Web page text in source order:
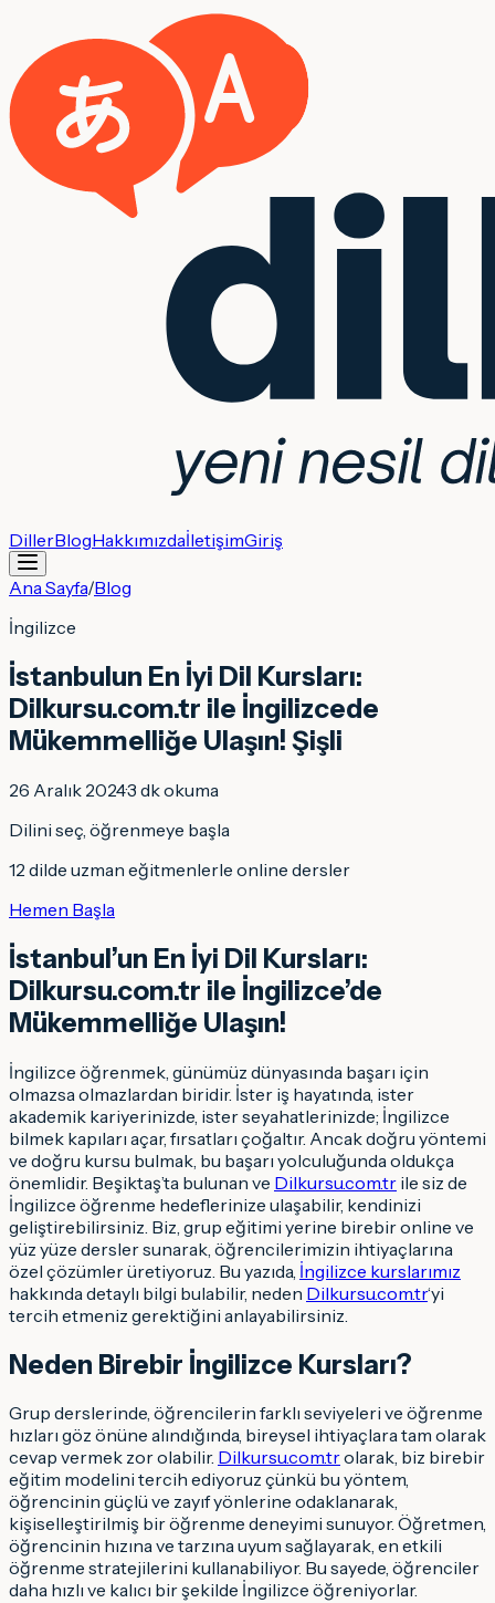
DillerBlogHakkımızdaİletişimGiriş
Ana Sayfa/Blog
İngilizce
İstanbulun En İyi Dil Kursları:
Dilkursu.com.tr ile İngilizcede
Mükemmelliğe Ulaşın! Şişli
26 Aralık 2024·3 dk okuma
Dilini seç, öğrenmeye başla
12 dilde uzman eğitmenlerle online dersler
Hemen Başla
İstanbul’un En İyi Dil Kursları:
Dilkursu.com.tr ile İngilizce’de
Mükemmelliğe Ulaşın!
İngilizce öğrenmek, günümüz dünyasında başarı için
olmazsa olmazlardan biridir. İster iş hayatında, ister
akademik kariyerinizde, ister seyahatlerinizde; İngilizce
bilmek kapıları açar, fırsatları çoğaltır. Ancak doğru yöntemi
ve doğru kursu bulmak, bu başarı yolculuğunda oldukça
önemlidir. Beşiktaş’ta bulunan ve Dilkursu.com.tr ile siz de
İngilizce öğrenme hedeflerinize ulaşabilir, kendinizi
geliştirebilirsiniz. Biz, grup eğitimi yerine birebir online ve
yüz yüze dersler sunarak, öğrencilerimizin ihtiyaçlarına
özel çözümler üretiyoruz. Bu yazıda, İngilizce kurslarımız
hakkında detaylı bilgi bulabilir, neden Dilkursu.com.tr‘yi
tercih etmeniz gerektiğini anlayabilirsiniz.
Neden Birebir İngilizce Kursları?
Grup derslerinde, öğrencilerin farklı seviyeleri ve öğrenme
hızları göz önüne alındığında, bireysel ihtiyaçlara tam olarak
cevap vermek zor olabilir. Dilkursu.com.trolarak, biz birebir
eğitim modelini tercih ediyoruz çünkü bu yöntem,
öğrencinin güçlü ve zayıf yönlerine odaklanarak,
kişiselleştirilmiş bir öğrenme deneyimi sunuyor. Öğretmen,
öğrencinin hızına ve tarzına uyum sağlayarak, en etkili
öğrenme stratejilerini kullanabiliyor. Bu sayede, öğrenciler
daha hızlı ve kalıcı bir şekilde İngilizce öğreniyorlar.